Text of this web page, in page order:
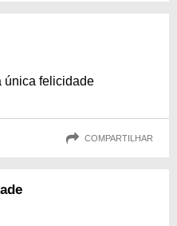
única felicidade
COMPARTILHAR